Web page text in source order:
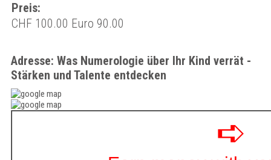
Preis:
CHF 100.00 Euro 90.00
Adresse: Was Numerologie über Ihr Kind verrät -
Stärken und Talente entdecken